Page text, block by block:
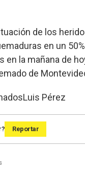
de los
en un
en la mañana de
de
Luis Pérez
Reportar